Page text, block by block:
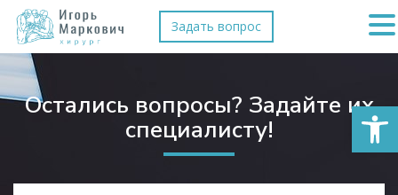
Задать вопрос
Остались вопросы? Задайте их
специалисту!